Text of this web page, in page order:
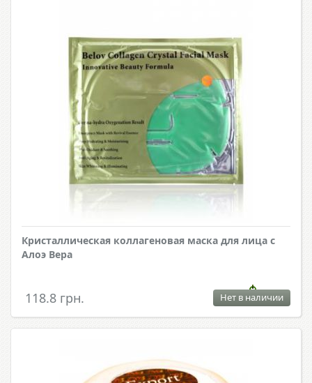
Кристаллическая коллагеновая маска для лица с
Алоэ Вера
118.8 грн. Нет в наличии